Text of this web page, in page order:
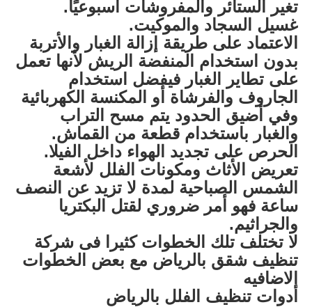
تغير الستائر والمفروشات اسبوعيًا.
غسيل السجاد والموكيت.
الاعتماد على طريقة إزالة الغبار والأتربة
بدون استخدام المنفضة الريش لأنها تعمل
على تطاير الغبار فيفضل استخدام
الجاروف والفرشاة أو المكنسة الكهربائية
وفي أضيق الحدود يتم مسح التراب
والغبار باستخدام قطعة من القماش.
الحرص على تجديد الهواء داخل الفيلا.
تعريض الأثاث ومكونات الفلل لأشعة
الشمس الصباحية لمدة لا تزيد عن النصف
ساعة فهو أمر ضروري لقتل البكتريا
والجراثيم.
لا تختلف تلك الخطوات كثيرا فى شركة
تنظيف شقق بالرياض مع بعض الخطوات
الاضافيه
أدوات تنظيف الفلل بالرياض